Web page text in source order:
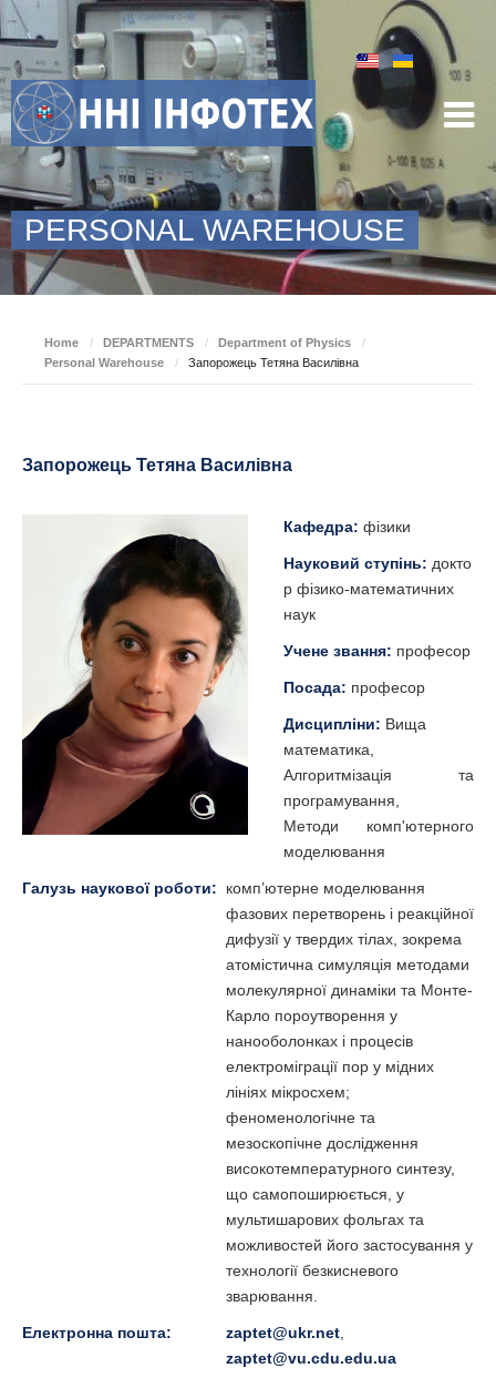
PERSONAL WAREHOUSE
Home / DEPARTMENTS / Department of Physics
/
Personal Warehouse
/ Запорожець Тетяна Василівна
Запорожець Тетяна Василівна
Кафедра: фізики
Науковий ступінь: докто
р фізико-математичних
наук
Учене звання: професор
Посада: професор
Дисципліни: Вища
математика,
Алгоритмізація та
програмування,
Методи комп'ютерного
моделювання
Галузь наукової роботи:
комп’ютерне моделювання
фазових перетворень і реакційної
дифузії у твердих тілах, зокрема
атомістична симуляція методами
молекулярної динаміки та Монте-
Карло пороутворення у
нанооболонках і процесів
електроміграції пор у мідних
лініях мікросхем;
феноменологічне та
мезоскопічне дослідження
високотемпературного синтезу,
що самопоширюється, у
мультишарових фольгах та
можливостей його застосування у
технології безкисневого
зварювання.
Електронна пошта: zaptet@ukr.net,
zaptet@vu.cdu.edu.ua